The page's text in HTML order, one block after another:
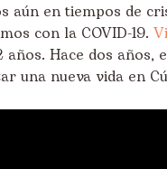
aún en tiempos de
con la COVID-19.
Hace dos años,
una nueva vida en